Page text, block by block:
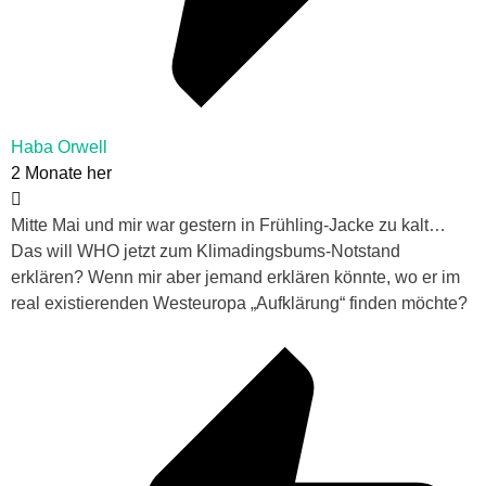
Haba Orwell
2 Monate her
Mitte Mai und mir war gestern in Frühling-Jacke zu kalt…
Das will WHO jetzt zum Klimadingsbums-Notstand
erklären? Wenn mir aber jemand erklären könnte, wo er im
real existierenden Westeuropa „Aufklärung“ finden möchte?